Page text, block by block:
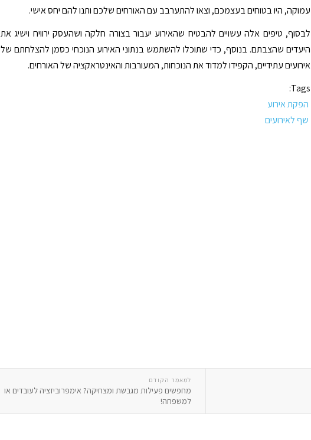
עמוקה, היו בטוחים בעצמכם, וצאו להתערבב עם האורחים שלכם ותנו להם יחס אישי.
לבסוף, טיפים אלה עשויים להבטיח שהאירוע יעבור בצורה חלקה ושהעסק ירוויח וישיג את
היעדים שהצבתם. בנוסף, כדי שתוכלו להשתמש בנתוני האירוע הנוכחי כסמן להצלחתם של
אירועים עתידיים, הקפידו למדוד את הנוכחות, המעורבות והאינטראקציה של האורחים.
Tags:
הפקת אירוע
שף לאירועים
למאמר הקודם
מחפשים פעילות מגבשת ומצחיקה? אימפרוביזציה לעובדים או
למשפחה!